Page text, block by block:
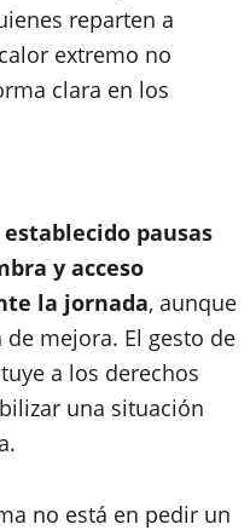
reparten a
extremo no
clara en los
pausas
y acceso
la jornada, aunque
de mejora. El gesto de
a los derechos
una situación
no está en pedir un